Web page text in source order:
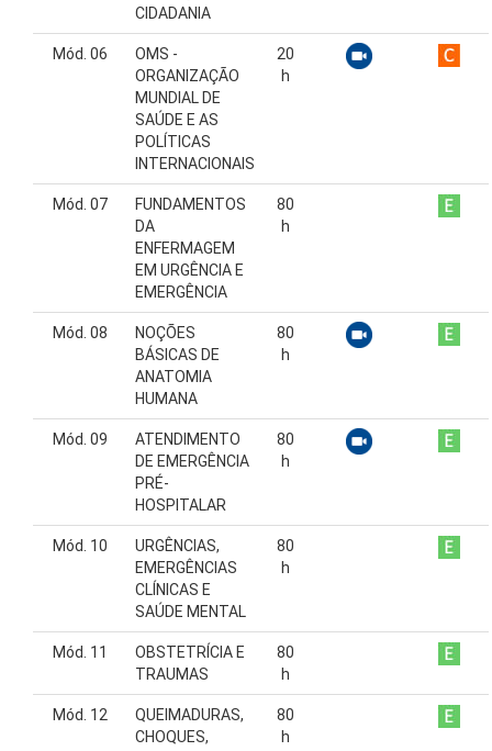
CIDADANIA
Mód. 06
OMS -
ORGANIZAÇÃO
MUNDIAL DE
SAÚDE E AS
POLÍTICAS
INTERNACIONAIS
20
h
Mód. 07
FUNDAMENTOS
DA
ENFERMAGEM
EM URGÊNCIA E
EMERGÊNCIA
80
h
Mód. 08
NOÇÕES
BÁSICAS DE
ANATOMIA
HUMANA
80
h
Mód. 09
ATENDIMENTO
DE EMERGÊNCIA
PRÉ-
HOSPITALAR
80
h
Mód. 10
URGÊNCIAS,
EMERGÊNCIAS
CLÍNICAS E
SAÚDE MENTAL
80
h
Mód. 11
OBSTETRÍCIA E
TRAUMAS
80
h
Mód. 12
QUEIMADURAS,
CHOQUES,
80
h